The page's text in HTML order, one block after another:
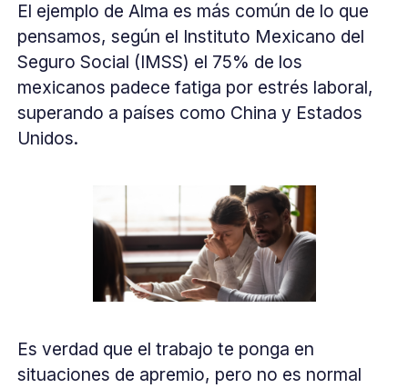
El ejemplo de Alma es más común de lo que
pensamos, según el Instituto Mexicano del
Seguro Social (IMSS) el 75% de los
mexicanos padece fatiga por estrés laboral,
superando a países como China y Estados
Unidos.
Es verdad que el trabajo te ponga en
situaciones de apremio, pero no es normal